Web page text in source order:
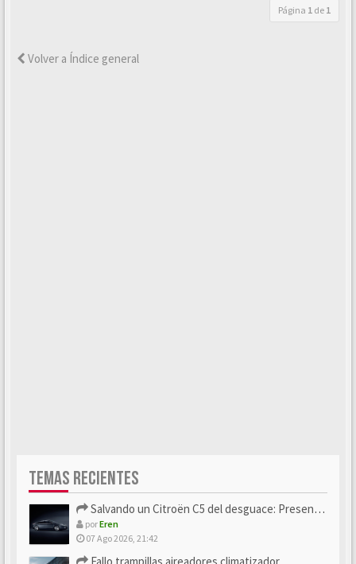
Página 1 de 1
Volver a Índice general
TEMAS RECIENTES
Salvando un Citroën C5 del desguace: Presentación y seguimiento
porEren
07 Ago 2026, 21:42